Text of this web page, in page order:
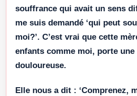
souffrance qui avait un sens
me suis demandé ‘qui peut
moi?’. C’est vrai que cette
enfants comme moi, porte
douloureuse.
Elle nous a dit : ‘Comprenez,